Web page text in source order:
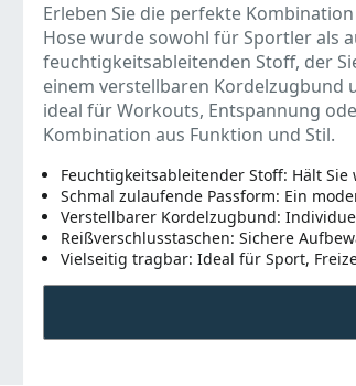
Erleben Sie die perfekte
Hose wurde sowohl für Sportler als
feuchtigkeitsableitenden Stoff, der
einem verstellbaren Kordelzugbund
ideal für Workouts, Entspannung
Kombination aus Funktion und Stil.
Feuchtigkeitsableitender Stoff: Hält
Schmal zulaufende Passform: Ein
Verstellbarer Kordelzugbund:
Reißverschlusstaschen: Sichere
Vielseitig tragbar: Ideal für Sport,